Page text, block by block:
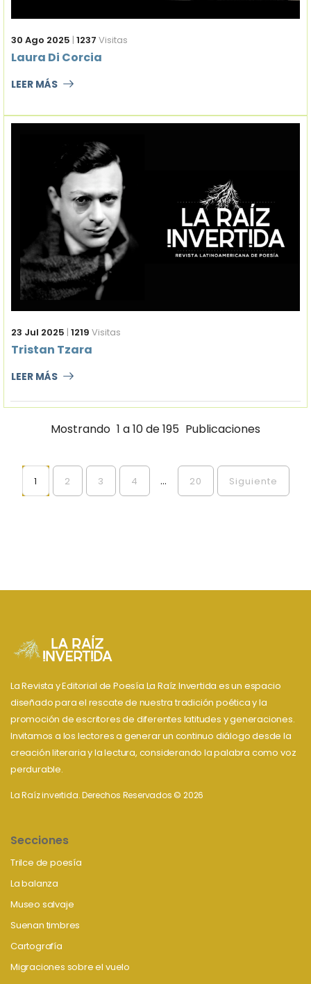
30 Ago 2025 | 1237 Visitas
Laura Di Corcia
LEER MÁS
23 Jul 2025 | 1219 Visitas
Tristan Tzara
LEER MÁS
Mostrando 1 a 10 de 195 Publicaciones
1 2 3 4 ... 20 Siguiente
La Revista y Editorial de Poesía La Raíz Invertida es un espacio
diseñado para el rescate de nuestra tradición poética y la
promoción de escritores de diferentes latitudes y generaciones.
Invitamos a los lectores a generar un continuo diálogo desde la
creación literaria y la lectura, considerando la palabra como voz
perdurable.
La Raíz invertida. Derechos Reservados © 2026
Secciones
Trilce de poesía
La balanza
Museo salvaje
Suenan timbres
Cartografía
Migraciones sobre el vuelo